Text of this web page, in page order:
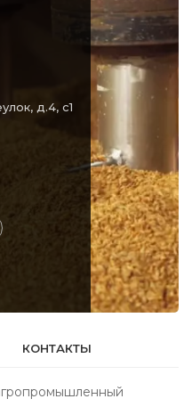
д.4, с1
КОНТАКТЫ